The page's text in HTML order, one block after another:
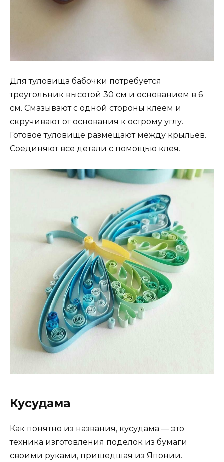
Для туловища бабочки потребуется
треугольник высотой 30 см и основанием в 6
см. Смазывают с одной стороны клеем и
скручивают от основания к острому углу.
Готовое туловище размещают между крыльев.
Соединяют все детали с помощью клея.
Кусудама
Как понятно из названия, кусудама — это
техника изготовления поделок из бумаги
своими руками, пришедшая из Японии.